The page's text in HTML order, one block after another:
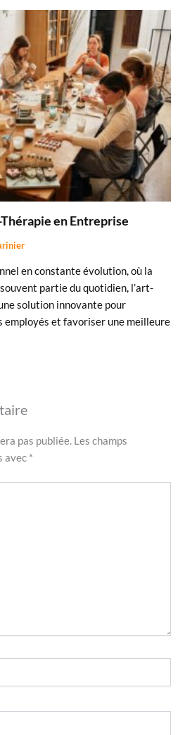
en Entreprise
en constante évolution, où la
partie du quotidien, l’art-
solution innovante pour
employés et favoriser une meilleure
pas publiée. Les champs
avec *